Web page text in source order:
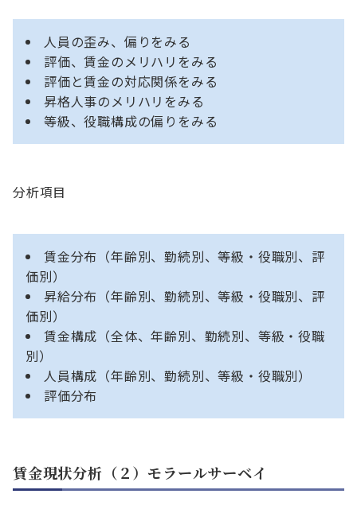
人員の歪み、偏りをみる
評価、賃金のメリハリをみる
評価と賃金の対応関係をみる
昇格人事のメリハリをみる
等級、役職構成の偏りをみる
分析項目
賃金分布（年齢別、勤続別、等級・役職別、評
価別）
昇給分布（年齢別、勤続別、等級・役職別、評
価別）
賃金構成（全体、年齢別、勤続別、等級・役職
別）
人員構成（年齢別、勤続別、等級・役職別）
評価分布
賃金現状分析（２）モラールサーベイ